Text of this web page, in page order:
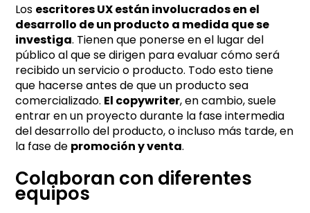
Los escritores UX están involucrados en el
desarrollo de un producto a medida que se
investiga. Tienen que ponerse en el lugar del
público al que se dirigen para evaluar cómo será
recibido un servicio o producto. Todo esto tiene
que hacerse antes de que un producto sea
comercializado. El copywriter, en cambio, suele
entrar en un proyecto durante la fase intermedia
del desarrollo del producto, o incluso más tarde, en
la fase de promoción y venta.
Colaboran con diferentes
equipos